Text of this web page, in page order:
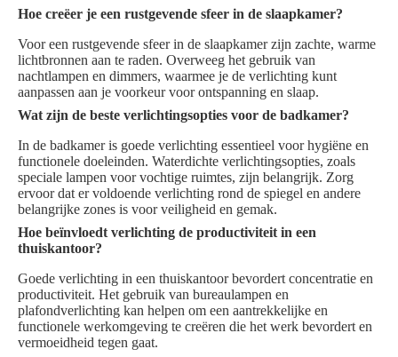
Hoe creëer je een rustgevende sfeer in de slaapkamer?
Voor een rustgevende sfeer in de slaapkamer zijn zachte, warme
lichtbronnen aan te raden. Overweeg het gebruik van
nachtlampen en dimmers, waarmee je de verlichting kunt
aanpassen aan je voorkeur voor ontspanning en slaap.
Wat zijn de beste verlichtingsopties voor de badkamer?
In de badkamer is goede verlichting essentieel voor hygiëne en
functionele doeleinden. Waterdichte verlichtingsopties, zoals
speciale lampen voor vochtige ruimtes, zijn belangrijk. Zorg
ervoor dat er voldoende verlichting rond de spiegel en andere
belangrijke zones is voor veiligheid en gemak.
Hoe beïnvloedt verlichting de productiviteit in een
thuiskantoor?
Goede verlichting in een thuiskantoor bevordert concentratie en
productiviteit. Het gebruik van bureaulampen en
plafondverlichting kan helpen om een aantrekkelijke en
functionele werkomgeving te creëren die het werk bevordert en
vermoeidheid tegen gaat.